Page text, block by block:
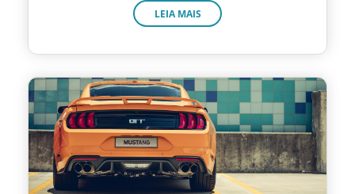
Sustentabilidade
WeCharge
Carros elétricos
LEIA MAIS